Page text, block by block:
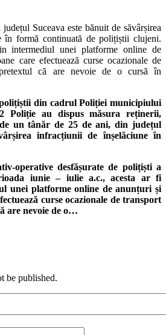
Suceava este bănuit de săvârșirea
în formă continuată de polițiștii clujeni.
intermediul unei platforme online de
care efectuează curse ocazionale de
că are nevoie de o cursă în
din cadrul Poliției municipiului
Poliție au dispus măsura reținerii,
un tânăr de 25 de ani, din județul
infracțiunii de înșelăciune în
operative desfășurate de polițiști a
iunie – iulie a.c., acesta ar fi
unei platforme online de anunțuri și
curse ocazionale de transport
are nevoie de o…
be published.